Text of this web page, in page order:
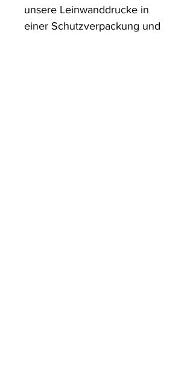
unsere Leinwanddrucke in
einer Schutzverpackung und